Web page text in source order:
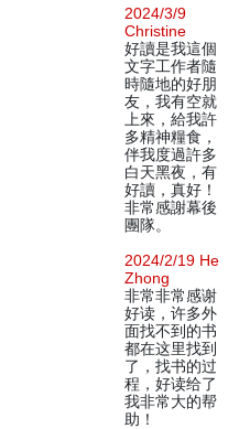
2024/3/9
Christine
好讀是我這個
文字工作者隨
時隨地的好朋
友，我有空就
上來，給我許
多精神糧食，
伴我度過許多
白天黑夜，有
好讀，真好！
非常感謝幕後
團隊。
2024/2/19 He
Zhong
非常非常感谢
好读，许多外
面找不到的书
都在这里找到
了，找书的过
程，好读给了
我非常大的帮
助！